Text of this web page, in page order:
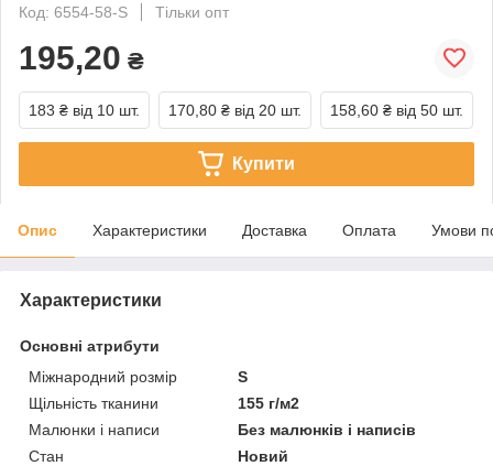
Код: 6554-58-S
Тільки опт
195,20 ₴
183 ₴ від 10 шт. 170,80 ₴ від 20 шт. 158,60 ₴ від 50 шт.
Купити
Опис Характеристики Доставка Оплата Умови
Характеристики
Основні атрибути
Міжнародний розмір
S
Щільність тканини
155 г/м2
Малюнки і написи
Без малюнків і написів
Стан
Новий